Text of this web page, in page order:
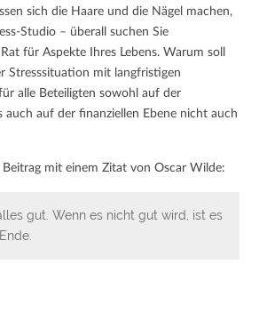
sich die Haare und die Nägel machen,
Studio – überall suchen Sie
für Aspekte Ihres Lebens. Warum soll
Stresssituation mit langfristigen
alle Beteiligten sowohl auf der
auch auf der finanziellen Ebene nicht auch
Beitrag mit einem Zitat von Oscar Wilde:
gut. Wenn es nicht gut wird, ist es